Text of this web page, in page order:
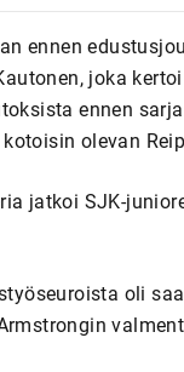
ennen
joka
ennen
olevan
jatkoi SJK-
oli